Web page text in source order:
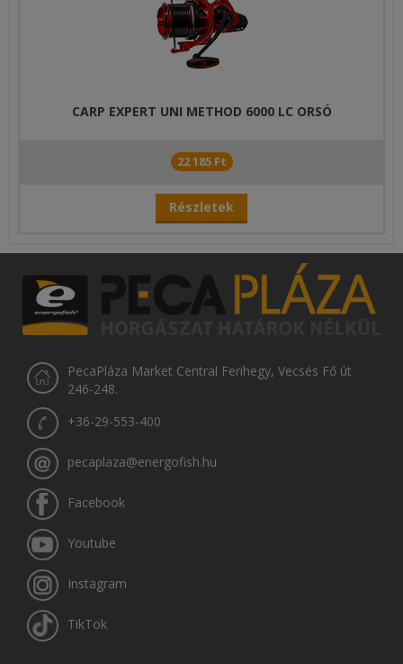
CARP EXPERT UNI METHOD 6000 LC ORSÓ
22 185 Ft
Részletek
PecaPláza Market Central Ferihegy, Vecsés Fő út
246-248.
+36-29-553-400
pecaplaza@energofish.hu
Facebook
Youtube
Instagram
TikTok